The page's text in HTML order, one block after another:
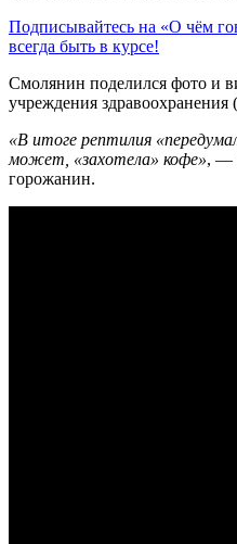
Подписывайтесь на «О чём
всегда быть в курсе!
Смолянин поделился фото и
учреждения
«В итоге рептилия
может, «захотела» кофе», —
горожанин.